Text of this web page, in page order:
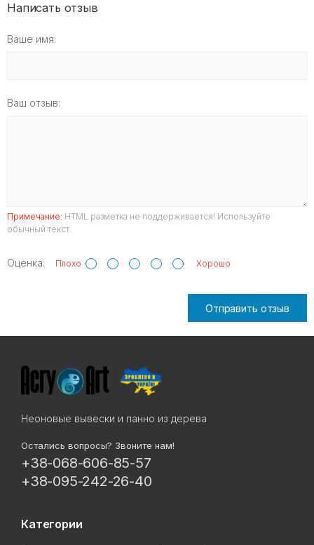
Написать отзыв
Ваше имя:
Ваш отзыв:
Примечание: HTML разметка не поддерживается! Используйте
обычный текст.
Оценка: Плохо Хорошо
Отправить отзыв
Неоновые вывески и панно из дерева
Остались вопросы? Звоните нам!
+38-068-606-85-57
+38-095-242-26-40
Категории